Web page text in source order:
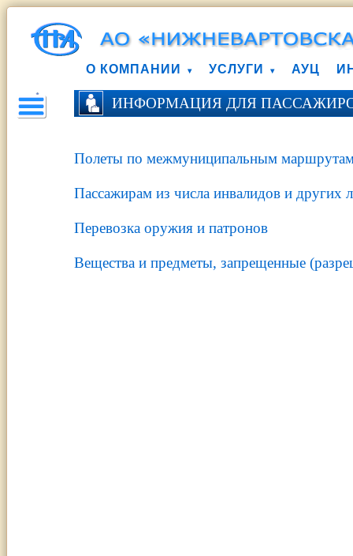
О КОМПАНИИ УСЛУГИ АУЦ
ИНФОРМАЦИЯ ДЛЯ
Полеты по межмуниципальным
Пассажирам из числа инвалидов и других
Перевозка оружия и патронов
Вещества и предметы, запрещенные